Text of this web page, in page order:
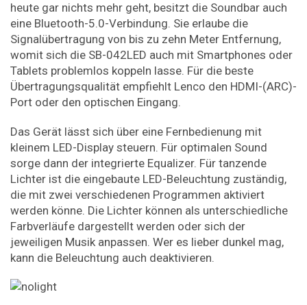
heute gar nichts mehr geht, besitzt die Soundbar auch
eine Bluetooth-5.0-Verbindung. Sie erlaube die
Signalübertragung von bis zu zehn Meter Entfernung,
womit sich die SB-042LED auch mit Smartphones oder
Tablets problemlos koppeln lasse. Für die beste
Übertragungsqualität empfiehlt Lenco den HDMI-(ARC)-
Port oder den optischen Eingang.
Das Gerät lässt sich über eine Fernbedienung mit
kleinem LED-Display steuern. Für optimalen Sound
sorge dann der integrierte Equalizer. Für tanzende
Lichter ist die eingebaute LED-Beleuchtung zuständig,
die mit zwei verschiedenen Programmen aktiviert
werden könne. Die Lichter können als unterschiedliche
Farbverläufe dargestellt werden oder sich der
jeweiligen Musik anpassen. Wer es lieber dunkel mag,
kann die Beleuchtung auch deaktivieren.